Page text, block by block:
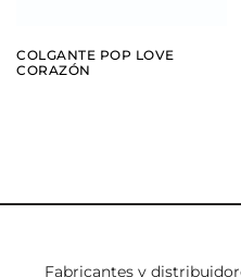
COLGANTE POP LOVE
CORAZÓN
Fabricantes y